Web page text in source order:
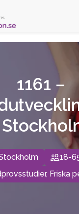
1161 –
18-
Friska